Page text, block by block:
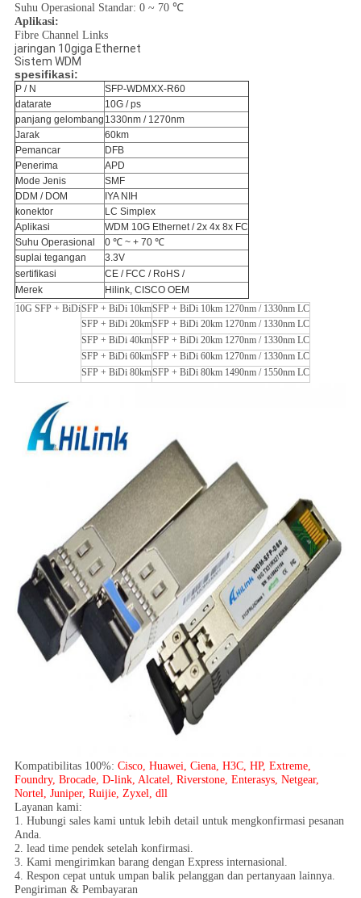
Suhu Operasional Standar: 0 ~ 70 ℃
Aplikasi:
Fibre Channel Links
jaringan 10giga Ethernet
Sistem WDM
spesifikasi:
P / N
SFP-WDMXX-R60
datarate
10G / ps
panjang gelombang 1330nm / 1270nm
Jarak
60km
Pemancar
DFB
Penerima
APD
Mode Jenis
SMF
DDM / DOM
IYA NIH
konektor
LC Simplex
Aplikasi
WDM 10G Ethernet / 2x 4x 8x FC
Suhu Operasional
0 ℃ ~ + 70 ℃
suplai tegangan
3.3V
sertifikasi
CE / FCC / RoHS /
Merek
Hilink, CISCO OEM
10G SFP + BiDiSFP + BiDi 10kmSFP + BiDi 10km 1270nm / 1330nm LC
SFP + BiDi 20kmSFP + BiDi 20km 1270nm / 1330nm LC
SFP + BiDi 40kmSFP + BiDi 20km 1270nm / 1330nm LC
SFP + BiDi 60kmSFP + BiDi 60km 1270nm / 1330nm LC
SFP + BiDi 80kmSFP + BiDi 80km 1490nm / 1550nm LC
Kompatibilitas 100%: Cisco, Huawei, Ciena, H3C, HP, Extreme,
Foundry, Brocade, D-link, Alcatel, Riverstone, Enterasys, Netgear,
Nortel, Juniper, Ruijie, Zyxel, dll
Layanan kami:
1. Hubungi sales kami untuk lebih detail untuk mengkonfirmasi pesanan
Anda.
2. lead time pendek setelah konfirmasi.
3. Kami mengirimkan barang dengan Express internasional.
4. Respon cepat untuk umpan balik pelanggan dan pertanyaan lainnya.
Pengiriman & Pembayaran